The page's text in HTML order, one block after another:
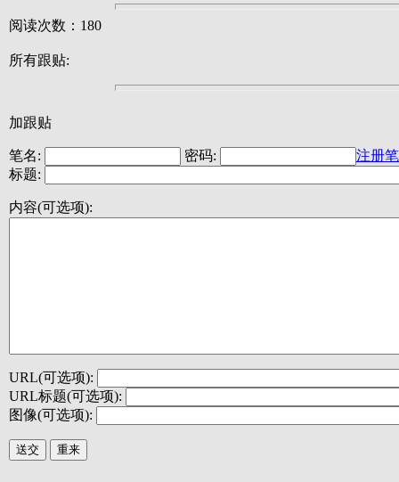
阅读次数：180
所有跟贴:
加跟贴
笔名: 密码:
注册
标题:
内容(可选项):
URL(可选项):
URL标题(可选项):
图像(可选项):